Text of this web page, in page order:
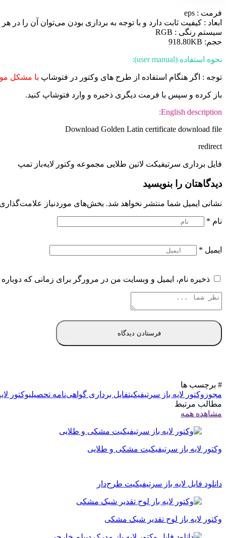
فرمت : eps
ابعاد : کیفیت ثابت دارد و با توجه به برداری بودن می‌توان آن را در هر
سیستم رنگی : RGB
حجم: 918.80KB
نحوه استفاده (user manual):
توجه : اگر هنگام استفاده از طرح های وکتور در فتوشاپ با مشکل
باز کرده و سپس با فرمت دیگری ذخیره و وارد فتوشاپ کنید.
English description:
Download Golden Latin certificate download file
redirect
فایل برداری سرتیفیکت لاتین طلایی مجموعه وکتور لایه‌باز تمپ
دیدگاهتان را بنویسید
نشانی ایمیل شما منتشر نخواهد شد. بخش‌های موردنیاز
نام *
ایمیل *
ذخیره نام، ایمیل و وبسایت من در مرورگر برای زمانی که
# برچسب ها
مجوز وکتور لایه باز سرتیفیکیتفایل برداری گواهی‌نامه تحصیلیوکتور
مطالب مرتبط
مشاهده همه
وکتور لایه باز سرتیفیکیت مشکی و طلایی
دانلود فایل لایه باز سرتیفیکیت طرح‌دار
وکتور لایه باز لوح تقدیر شیک مشکی